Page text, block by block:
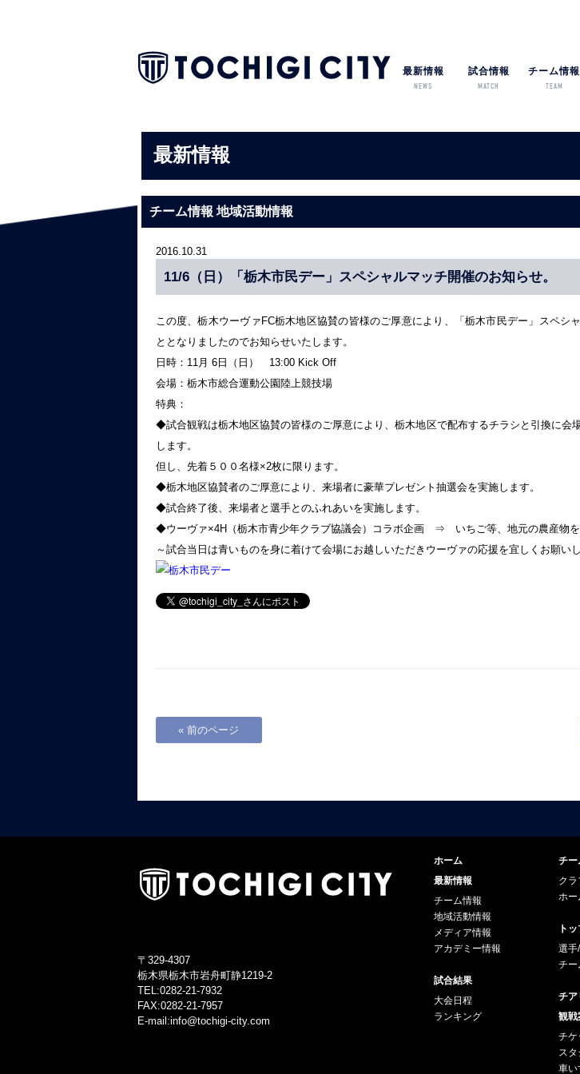
最新情報
NEWS
試合情報
MATCH
チーム情報
TEAM
最新情報
チーム情報 地域活動情報
2016.10.31
11/6（日）「栃木市民デー」スペシャルマッチ開催のお知らせ。
この度、栃木ウーヴァFC栃木地区協賛の皆様のご厚意により、「栃木市民デー」スペシ
ととなりましたのでお知らせいたします。
日時：11月 6日（日） 13:00 Kick Off
会場：栃木市総合運動公園陸上競技場
特典：
◆試合観戦は栃木地区協賛の皆様のご厚意により、栃木地区で配布するチラシと引換に会
します。
但し、先着５００名様×2枚に限ります。
◆栃木地区協賛者のご厚意により、来場者に豪華プレゼント抽選会を実施します。
◆試合終了後、来場者と選手とのふれあいを実施します。
◆ウーヴァ×4H（栃木市青少年クラブ協議会）コラボ企画 ⇒ いちご等、地元の農産物を
～試合当日は青いものを身に着けて会場にお越しいただきウーヴァの応援を宜しくお願い
« 前のページ
〒329-4307
栃木県栃木市岩舟町静1219-2
TEL:0282-21-7932
FAX:0282-21-7957
E-mail:info@tochigi-city.com
ホーム
最新情報
チーム情報
地域活動情報
メディア情報
アカデミー情報
試合結果
大会日程
ランキング
チー
クラ
ホー
ト
選手
チー
チア
観戦
チケ
スタ
車い